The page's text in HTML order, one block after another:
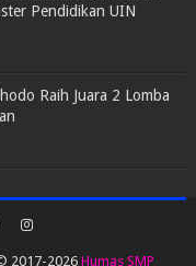
Pendidikan UIN
Raih Juara 2 Lomba
2017-2026 Humas SMP